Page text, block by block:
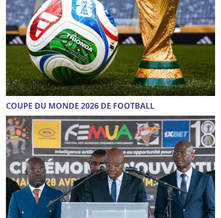
COUPE DU MONDE 2026 DE FOOTBALL